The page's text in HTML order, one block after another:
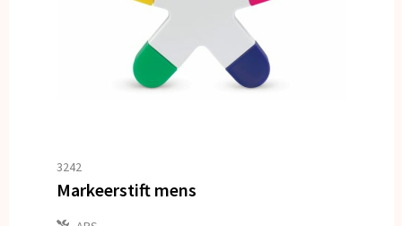
3242
Markeerstift mens